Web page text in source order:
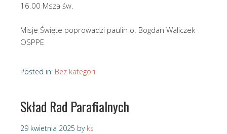
16.00 Msza św.
Misje Święte poprowadzi paulin o. Bogdan Waliczek
OSPPE
Posted in: Bez kategorii
Skład Rad Parafialnych
29 kwietnia 2025 by ks